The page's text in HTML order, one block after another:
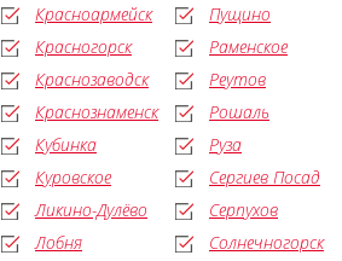
Красноармейск
Красногорск
Краснозаводск
Краснознаменск
Кубинка
Куровское
Ликино-Дулёво
Лобня
Пущино
Раменское
Реутов
Рошаль
Руза
Сергиев Посад
Серпухов
Солнечногорск